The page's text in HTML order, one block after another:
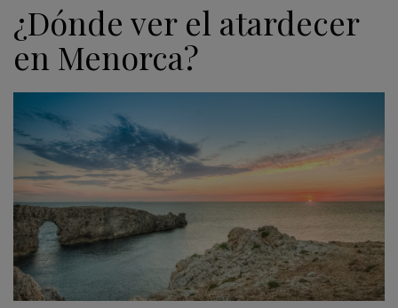
¿Dónde ver el atardecer
en Menorca?